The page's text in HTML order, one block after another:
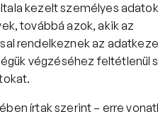
kezelt személyes
továbbá azok, akik az
rendelkeznek az
végzéséhez feltétlenül
írtak szerint – erre